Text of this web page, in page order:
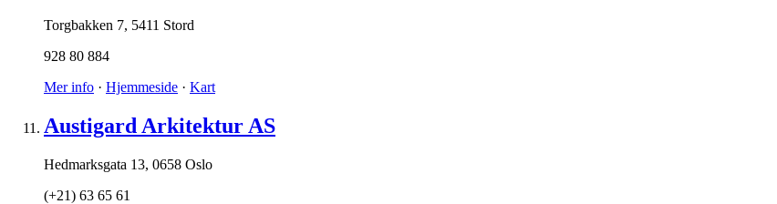
Torgbakken 7, 5411 Stord
928 80 884
Mer info · Hjemmeside · Kart
Austigard Arkitektur AS
Hedmarksgata 13, 0658 Oslo
(+21) 63 65 61